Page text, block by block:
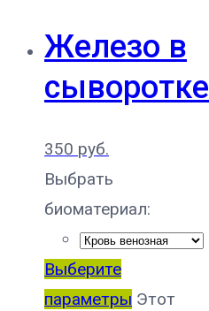
Железо в
сыворотке
350 руб.
Выбрать
биоматериал:
Выберите
параметры Этот